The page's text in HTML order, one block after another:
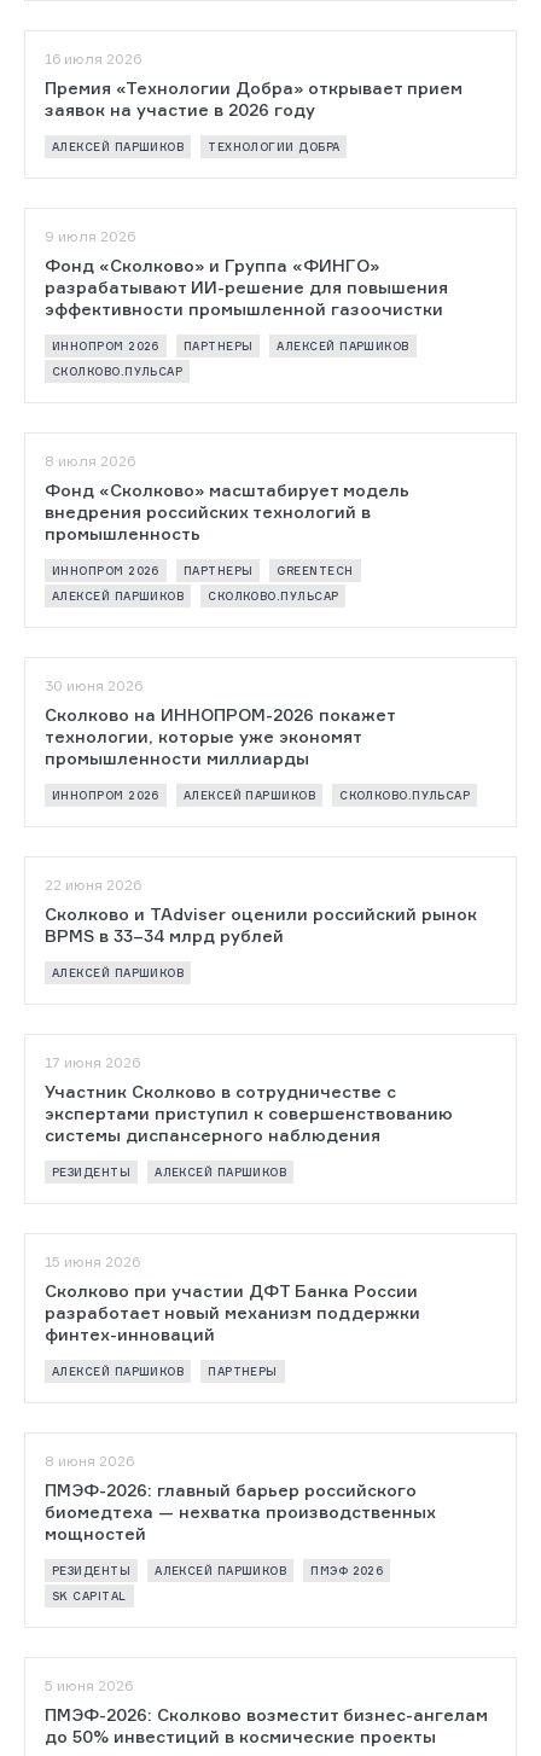
16 июля 2026
Премия «Технологии Добра» открывает прием
заявок на участие в 2026 году
АЛЕКСЕЙ ПАРШИКОВ ТЕХНОЛОГИИ ДОБРА
9 июля 2026
Фонд «Сколково» и Группа «ФИНГО»
разрабатывают ИИ-решение для повышения
эффективности промышленной газоочистки
ИННОПРОМ 2026 ПАРТНЕРЫ
АЛЕКСЕЙ ПАРШИКОВ
СКОЛКОВО.ПУЛЬСАР
8 июля 2026
Фонд «Сколково» масштабирует модель
внедрения российских технологий в
промышленность
ИННОПРОМ 2026 ПАРТНЕРЫ
GREENTECH
АЛЕКСЕЙ ПАРШИКОВ
СКОЛКОВО.ПУЛЬСАР
30 июня 2026
Сколково на ИННОПРОМ-2026 покажет
технологии, которые уже экономят
промышленности миллиарды
ИННОПРОМ 2026 АЛЕКСЕЙ ПАРШИКОВ СКОЛКОВО.ПУЛЬСАР
22 июня 2026
Сколково и TAdviser оценили российский рынок
BPMS в 33–34 млрд рублей
АЛЕКСЕЙ ПАРШИКОВ
17 июня 2026
Участник Сколково в сотрудничестве с
экспертами приступил к совершенствованию
системы диспансерного наблюдения
РЕЗИДЕНТЫ АЛЕКСЕЙ ПАРШИКОВ
15 июня 2026
Сколково при участии ДФТ Банка России
разработает новый механизм поддержки
финтех-инноваций
АЛЕКСЕЙ ПАРШИКОВ ПАРТНЕРЫ
8 июня 2026
ПМЭФ-2026: главный барьер российского
биомедтеха — нехватка производственных
мощностей
РЕЗИДЕНТЫ АЛЕКСЕЙ ПАРШИКОВ
ПМЭФ 2026
SK CAPITAL
5 июня 2026
ПМЭФ-2026: Сколково возместит бизнес-ангелам
до 50% инвестиций в космические проекты